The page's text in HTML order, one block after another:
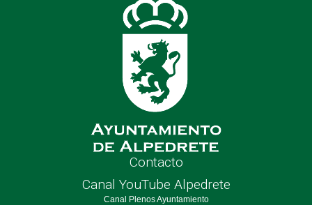
Contacto
Canal YouTube Alpedrete
Canal Plenos Ayuntamiento